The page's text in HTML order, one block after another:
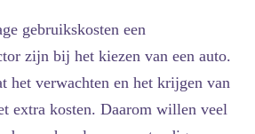
gebruikskosten een
zijn bij het kiezen van een auto.
het verwachten en het krijgen van
extra kosten. Daarom willen veel